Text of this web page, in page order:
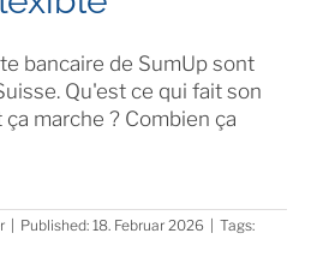
bancaire de SumUp sont
Qu'est ce qui fait son
marche ? Combien ça
Published: 18. Februar 2026
Tags: